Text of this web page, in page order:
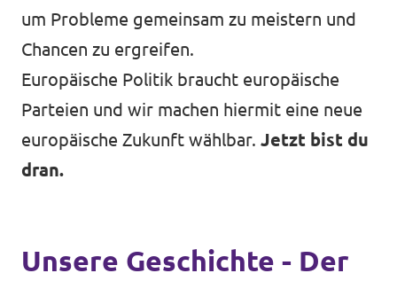
um Probleme gemeinsam zu meistern und
Chancen zu ergreifen.
Europäische Politik braucht europäische
Parteien und wir machen hiermit eine neue
europäische Zukunft wählbar. Jetzt bist du
dran.
Unsere Geschichte - Der